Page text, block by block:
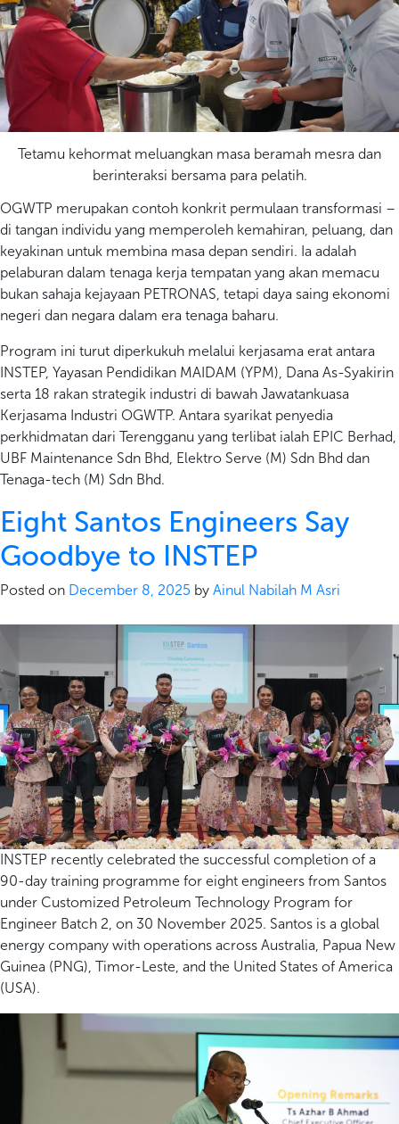
Tetamu kehormat meluangkan masa beramah mesra dan
berinteraksi bersama para pelatih.
OGWTP merupakan contoh konkrit permulaan transformasi –
di tangan individu yang memperoleh kemahiran, peluang, dan
keyakinan untuk membina masa depan sendiri. Ia adalah
pelaburan dalam tenaga kerja tempatan yang akan memacu
bukan sahaja kejayaan PETRONAS, tetapi daya saing ekonomi
negeri dan negara dalam era tenaga baharu.
Program ini turut diperkukuh melalui kerjasama erat antara
INSTEP, Yayasan Pendidikan MAIDAM (YPM), Dana As-Syakirin
serta 18 rakan strategik industri di bawah Jawatankuasa
Kerjasama Industri OGWTP. Antara syarikat penyedia
perkhidmatan dari Terengganu yang terlibat ialah EPIC Berhad,
UBF Maintenance Sdn Bhd, Elektro Serve (M) Sdn Bhd dan
Tenaga-tech (M) Sdn Bhd.
Eight Santos Engineers Say
Goodbye to INSTEP
Posted on December 8, 2025 by Ainul Nabilah M Asri
INSTEP recently celebrated the successful completion of a
90-day training programme for eight engineers from Santos
under Customized Petroleum Technology Program for
Engineer Batch 2, on 30 November 2025. Santos is a global
energy company with operations across Australia, Papua New
Guinea (PNG), Timor-Leste, and the United States of America
(USA).